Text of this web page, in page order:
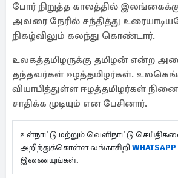
போர் நிறுத்த காலத்தில்
அவரை நேரில் சந்தித்து
நிகழ்விலும் கலந்து கொண்டார்.
உலகத்தமிழருக்கு தமிழன் என்ற
தந்தவர்கள் ஈழத்தமிழர்கள்.
வியாபித்துள்ள ஈழத்தமிழர்கள்
சாதிக்க முடியும் என பேசினார்.
உள்நாட்டு மற்றும் வெளிநாட்டு
அறிந்துக்கொள்ள லங்காசிறி
இணையுங்கள்.